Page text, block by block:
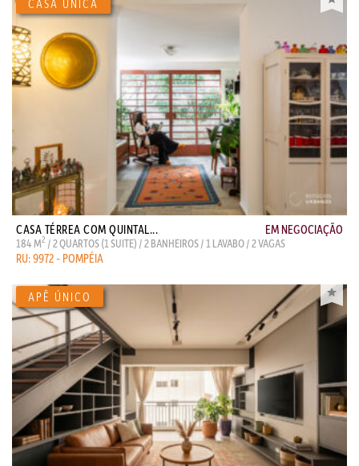
CASA TÉRREA COM QUINTAL... EM NEGOCIAÇÃO
184 M2 / 2 QUARTOS (1 SUITE) / 2 BANHEIROS / 1 LAVABO / 2 VAGAS
RU: 9972 - POMPÉIA